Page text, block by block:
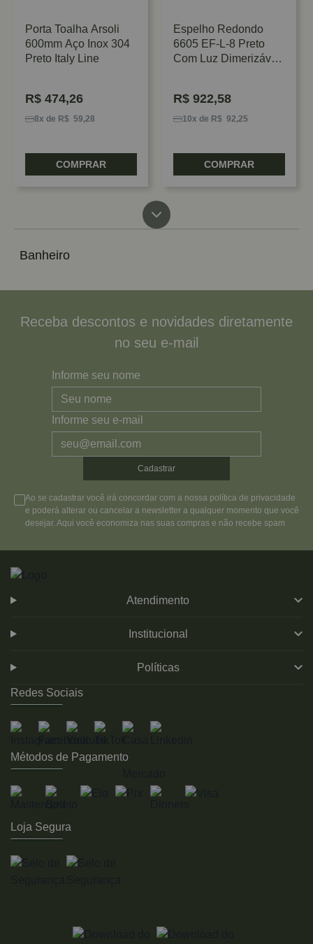
Porta Toalha Arsoli
600mm Aço Inox 304
Preto Italy Line
R$ 474,26
8x de R$ 59,28
COMPRAR
Espelho Redondo
6605 EF-L-8 Preto
Com Luz Dimerizável
R$ 922,58
10x de R$ 92,25
COMPRAR
Banheiro
Receba descontos e novidades diretamente
no seu e-mail
Informe seu nome
Informe seu e-mail
Cadastrar
Ao se cadastrar você irá concordar com a nossa política de privacidade
e poderá alterar ou cancelar a newsletter a qualquer momento que você
desejar. Aqui você economiza nas suas compras e não recebe spam
Atendimento
Institucional
Políticas
Redes Sociais
Métodos de Pagamento
Loja Segura